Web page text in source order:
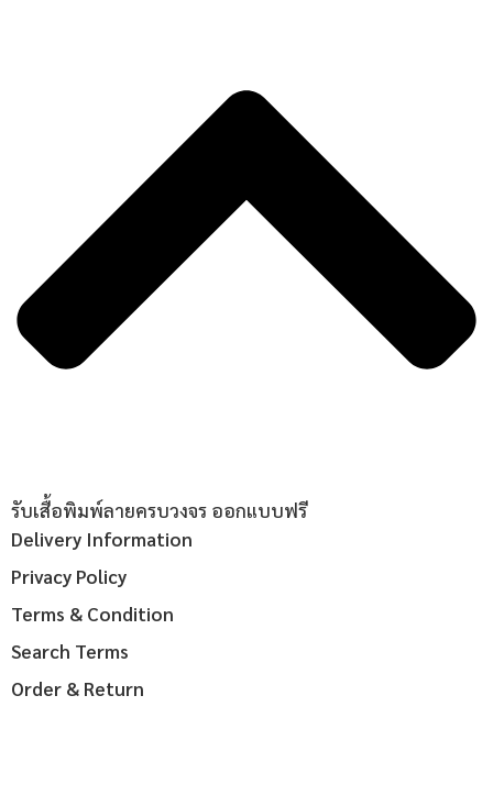
รับเสื้อพิมพ์ลายครบวงจร ออกแบบฟรี
Delivery Information
Privacy Policy
Terms & Condition
Search Terms
Order & Return